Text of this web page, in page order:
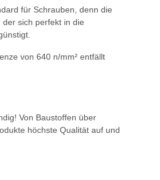
für Schrauben, denn die
sich perfekt in die
von 640 n/mm² entfällt
Von Baustoffen über
höchste Qualität auf und